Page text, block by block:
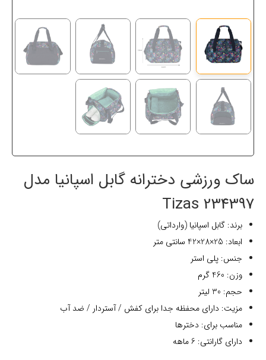
ساک ورزشی دخترانه گابل اسپانیا مدل
234397 Tizas
برند: گابل اسپانیا (وارداتی)
ابعاد: 25×28×42 سانتی متر
جنس: پلی استر
وزن: 460 گرم
حجم: 30 لیتر
مزیت: دارای محفظه جدا برای کفش / آستردار / ضد آب
مناسب برای: دخترها
دارای گارانتی: 6 ماهه